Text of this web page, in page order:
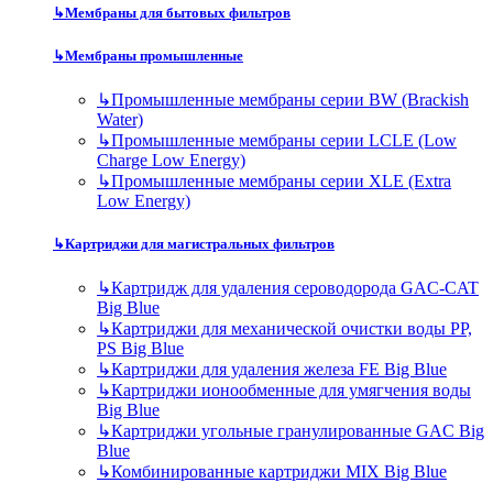
↳Мембраны для бытовых фильтров
↳Мембраны промышленные
↳Промышленные мембраны серии BW (Brackish
Water)
↳Промышленные мембраны серии LCLE (Low
Charge Low Energy)
↳Промышленные мембраны серии XLE (Extra
Low Energy)
↳Картриджи для магистральных фильтров
↳Картридж для удаления сероводорода GAC-CAT
Big Blue
↳Картриджи для механической очистки воды PP,
PS Big Blue
↳Картриджи для удаления железа FE Big Blue
↳Картриджи ионообменные для умягчения воды
Big Blue
↳Картриджи угольные гранулированные GAC Big
Blue
↳Комбинированные картриджи MIX Big Blue